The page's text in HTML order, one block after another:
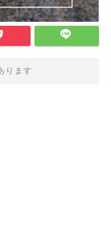
ります